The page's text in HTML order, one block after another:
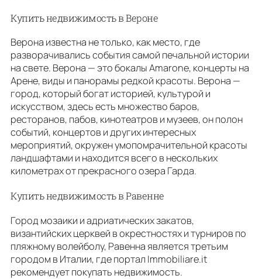
Купить недвижимость в Вероне
Верона известна не только, как место, где
разворачивались события самой печальной истории
на свете. Верона — это бокалы Amarone, концерты на
Арене, виды и панорамы редкой красоты. Верона —
город, который богат историей, культурой и
искусством, здесь есть множество баров,
ресторанов, пабов, кинотеатров и музеев, он полон
событий, концертов и других интересных
мероприятий, окружен умопомрачительной красоты
ландшафтами и находится всего в нескольких
километрах от прекрасного озера Гарда.
Купить недвижимость в Равенне
Город мозаики и адриатических закатов,
византийских церквей в окрестностях и турниров по
пляжному волейболу, Равенна является третьим
городом в Италии, где портал Immobiliare.it
рекомендует покупать недвижимость.